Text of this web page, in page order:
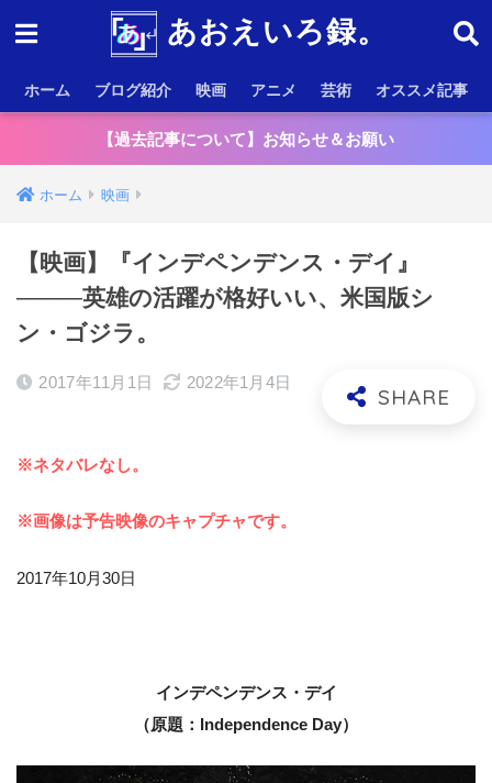
あおえいろ録。
ホーム ブログ紹介 映画 アニメ 芸術 オススメ記事
【過去記事について】お知らせ＆お願い
ホーム 映画
【映画】『インデペンデンス・デイ』
────英雄の活躍が格好いい、米国版シ
ン・ゴジラ。
2017年11月1日 2022年1月4日
※ネタバレなし。
※画像は予告映像のキャプチャです。
2017年10月30日
インデペンデンス・デイ
（原題：Independence Day）